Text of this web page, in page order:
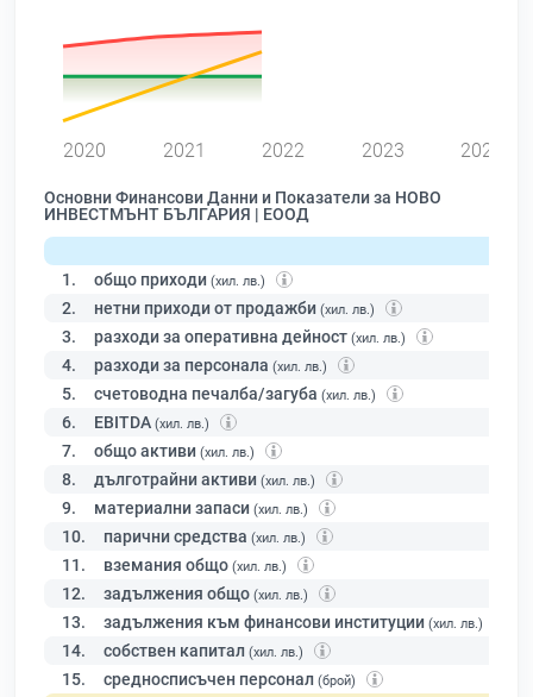
2020 2021 2022 2023 2024
Основни Финансови Данни и Показатели за НОВО
ИНВЕСТМЪНТ БЪЛГАРИЯ | ЕООД
1. общо приходи (хил. лв.)
2. нетни приходи от продажби (хил. лв.)
3. разходи за оперативна дейност (хил. лв.)
4. разходи за персонала (хил. лв.)
5. счетоводна печалба/загуба (хил. лв.)
6. EBITDA (хил. лв.)
7. общо активи (хил. лв.)
8. дълготрайни активи (хил. лв.)
9. материални запаси (хил. лв.)
10. парични средства (хил. лв.)
11. вземания общо (хил. лв.)
12. задължения общо (хил. лв.)
13. задължения към финансови институции (хил. лв.)
14. собствен капитал (хил. лв.)
15. средносписъчен персонал (брой)